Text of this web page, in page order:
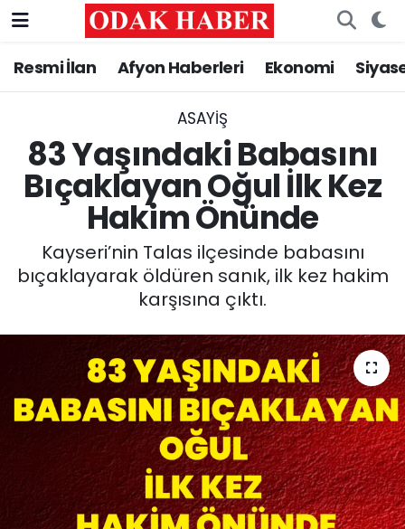
Resmi İlan Afyon Haberleri Ekonomi
ASAYİŞ
83 Yaşındaki Babasını
Bıçaklayan Oğul İlk Kez
Hakim Önünde
Kayseri’nin Talas ilçesinde babasını
bıçaklayarak öldüren sanık, ilk kez hakim
karşısına çıktı.
AFYONKARAHİSAR HABERLERİ
ASAYİŞ
GÜNCEL
SİYASET
MAGAZİN
11:11 MANŞET
Nöbetçi Eczaneler
Trafik Durumu
Süper Lig Puan Durumu ve Fikstür
Tüm Manşetler
Son Dakika Haberleri
Haber Arşivi